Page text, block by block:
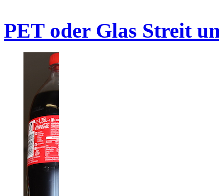
PET oder Glas Streit